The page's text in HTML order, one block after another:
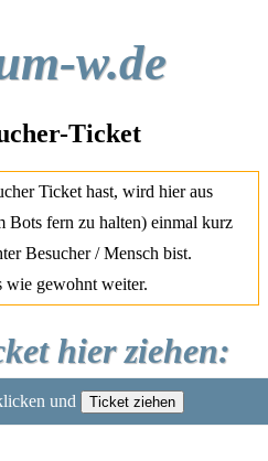
w.de
Ticket
Ticket hast, wird hier aus
Bots fern zu halten) einmal kurz
Besucher / Mensch bist.
wie gewohnt weiter.
hier ziehen:
und